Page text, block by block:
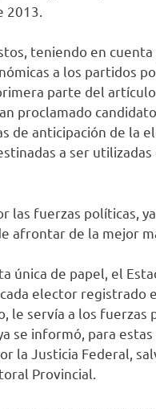
2013.
teniendo en
a los partidos
parte del
proclamado
de anticipación de la
a ser utilizadas
las fuerzas políticas,
afrontar de la mejor
única de papel, el
elector registrado
le servía a los fuerzas
se informó, para
la Justicia Federal,
Provincial.